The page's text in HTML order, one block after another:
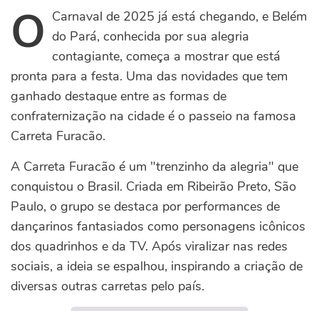
OCarnaval de 2025 já está chegando, e Belém
do Pará, conhecida por sua alegria
contagiante, começa a mostrar que está
pronta para a festa. Uma das novidades que tem
ganhado destaque entre as formas de
confraternização na cidade é o passeio na famosa
Carreta Furacão.
A Carreta Furacão é um "trenzinho da alegria" que
conquistou o Brasil. Criada em Ribeirão Preto, São
Paulo, o grupo se destaca por performances de
dançarinos fantasiados como personagens icônicos
dos quadrinhos e da TV. Após viralizar nas redes
sociais, a ideia se espalhou, inspirando a criação de
diversas outras carretas pelo país.